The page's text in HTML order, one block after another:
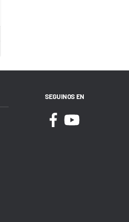
SEGUINOS EN